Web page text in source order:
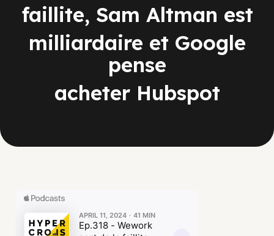
faillite, Sam Altman est
milliardaire et Google
pense
acheter Hubspot